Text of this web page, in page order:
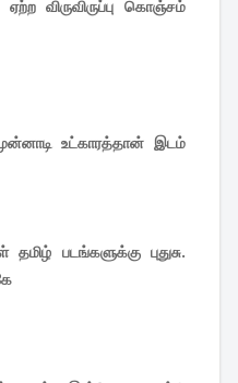
விருவிருப்பு கொஞ்சம்
உட்காரத்தான் இடம்
படங்களுக்கு புதுசு.